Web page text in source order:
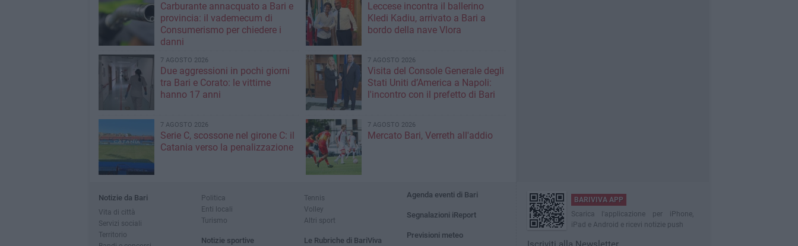
Carburante annacquato a Bari e
provincia: il vademecum di
Consumerismo per chiedere i
danni
Leccese incontra il ballerino
Kledi Kadiu, arrivato a Bari a
bordo della nave Vlora
7 AGOSTO 2026
Due aggressioni in pochi giorni
tra Bari e Corato: le vittime
hanno 17 anni
7 AGOSTO 2026
Visita del Console Generale degli
Stati Uniti d’America a Napoli:
l'incontro con il prefetto di Bari
7 AGOSTO 2026
Serie C, scossone nel girone C: il
Catania verso la penalizzazione
7 AGOSTO 2026
Mercato Bari, Verreth all'addio
Notizie da Bari
Vita di città
Servizi sociali
Territorio
Politica
Enti locali
Turismo
Notizie sportive
Tennis
Volley
Altri sport
Le Rubriche di BariViva
Agenda eventi di Bari
Segnalazioni iReport
Previsioni meteo
BARIVIVA APP
Scarica l'applicazione per iPhone,
iPad e Android e ricevi notizie push